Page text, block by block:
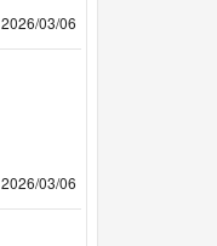
2026/03/06
2026/03/06